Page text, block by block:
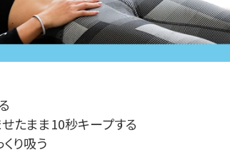
たまま10秒キープする
り吸う